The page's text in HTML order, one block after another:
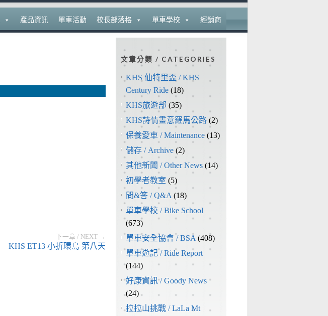
產品資訊 單車活動 校長部落格 單車學校 經銷商
下一章 / NEXT →
KHS ET13 小折環島 第八天
文章分類 / CATEGORIES
KHS 仙特里盃 / KHS
Century Ride (18)
KHS旅遊部 (35)
KHS詩情畫意羅馬公路 (2)
保養愛車 / Maintenance (13)
儲存 / Archive (2)
其他新聞 / Other News (14)
初學者教室 (5)
問&答 / Q&A (18)
單車學校 / Bike School
(673)
單車安全協會 / BSA (408)
單車遊記 / Ride Report
(144)
好康資訊 / Goody News
(24)
拉拉山挑戰 / LaLa Mt